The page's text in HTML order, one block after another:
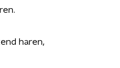
haren,